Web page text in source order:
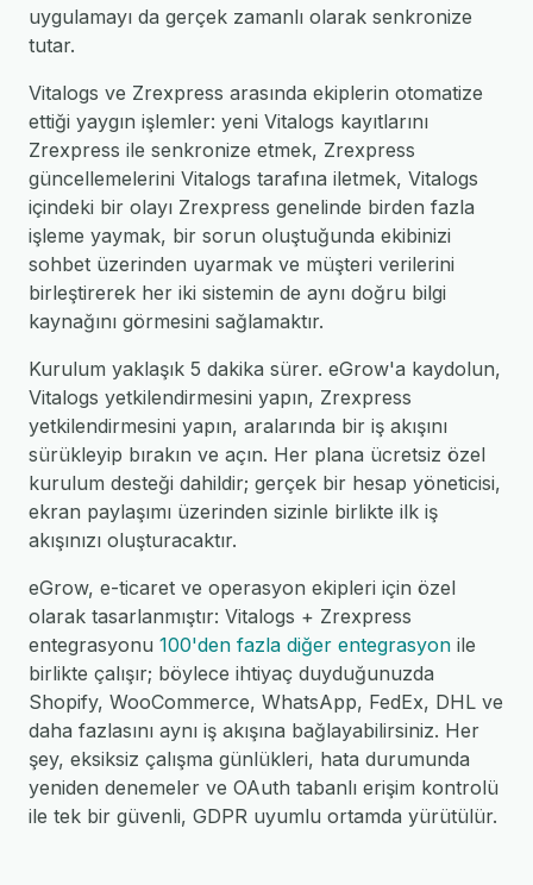
uygulamayı da gerçek zamanlı olarak senkronize
tutar.
Vitalogs ve Zrexpress arasında ekiplerin otomatize
ettiği yaygın işlemler: yeni Vitalogs kayıtlarını
Zrexpress ile senkronize etmek, Zrexpress
güncellemelerini Vitalogs tarafına iletmek, Vitalogs
içindeki bir olayı Zrexpress genelinde birden fazla
işleme yaymak, bir sorun oluştuğunda ekibinizi
sohbet üzerinden uyarmak ve müşteri verilerini
birleştirerek her iki sistemin de aynı doğru bilgi
kaynağını görmesini sağlamaktır.
Kurulum yaklaşık 5 dakika sürer. eGrow'a kaydolun,
Vitalogs yetkilendirmesini yapın, Zrexpress
yetkilendirmesini yapın, aralarında bir iş akışını
sürükleyip bırakın ve açın. Her plana ücretsiz özel
kurulum desteği dahildir; gerçek bir hesap yöneticisi,
ekran paylaşımı üzerinden sizinle birlikte ilk iş
akışınızı oluşturacaktır.
eGrow, e-ticaret ve operasyon ekipleri için özel
olarak tasarlanmıştır: Vitalogs + Zrexpress
entegrasyonu 100'den fazla diğer entegrasyon ile
birlikte çalışır; böylece ihtiyaç duyduğunuzda
Shopify, WooCommerce, WhatsApp, FedEx, DHL ve
daha fazlasını aynı iş akışına bağlayabilirsiniz. Her
şey, eksiksiz çalışma günlükleri, hata durumunda
yeniden denemeler ve OAuth tabanlı erişim kontrolü
ile tek bir güvenli, GDPR uyumlu ortamda yürütülür.